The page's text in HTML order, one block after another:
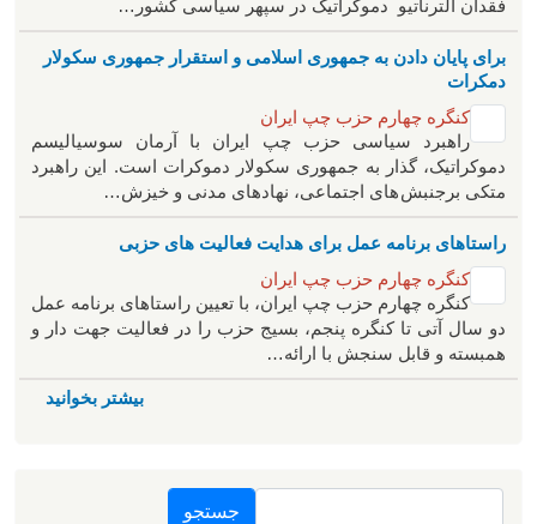
فقدان آلترناتیو دموکراتیک در سپهر سیاسی کشور…
برای پایان دادن به جمهوری اسلامی و استقرار جمهوری سکولار
دمکرات
کنگره چهارم حزب چپ ایران
راهبرد سياسی حزب چپ ایران با آرمان سوسیالیسم
دموکراتیک، گذار به جمهوری سکولار دموکرات است. این راهبرد
متکی برجنبش های اجتماعی، نهادهای مدنی و خیزش‌…
راستاهای برنامه عمل برای هدایت فعالیت های حزبی
کنگره چهارم حزب چپ ایران
کنگره چهارم حزب چپ ایران، با تعیین راستاهای برنامه عمل
دو سال آتی تا کنگره پنجم، بسیج حزب را در فعالیت جهت دار و
همبسته و قابل سنجش با ارائه…
بیشتر بخوانید
جستجو